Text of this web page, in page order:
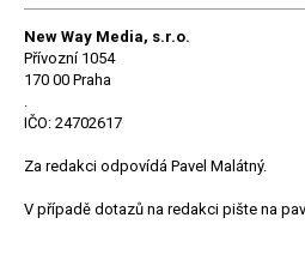
New Way Media, s.r.o.
Přívozní 1054
170 00 Praha
.
IČO: 24702617
Za redakci odpovídá Pavel Malátný.
V případě dotazů na redakci pište na